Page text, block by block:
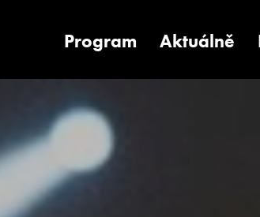
Program Aktuálně